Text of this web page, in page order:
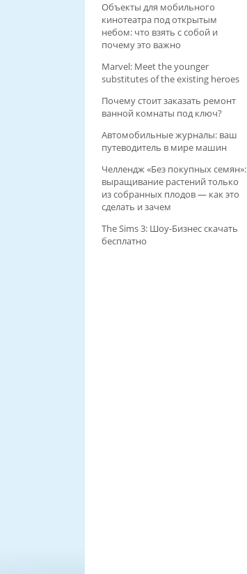
Объекты для мобильного
кинотеатра под открытым
небом: что взять с собой и
почему это важно
Marvel: Meet the younger
substitutes of the existing heroes
Почему стоит заказать ремонт
ванной комнаты под ключ?
Автомобильные журналы: ваш
путеводитель в мире машин
Челлендж «Без покупных семян»:
выращивание растений только
из собранных плодов — как это
сделать и зачем
The Sims 3: Шоу-Бизнес скачать
бесплатно